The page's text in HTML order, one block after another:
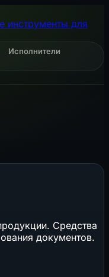
инструменты для
Исполнители
Средства
документов.